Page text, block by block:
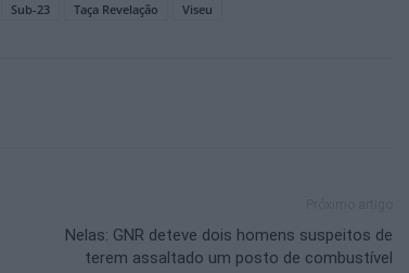
Sub-23 Taça Revelação Viseu
Nelas: GNR deteve dois homens suspeitos de
terem assaltado um posto de combustível